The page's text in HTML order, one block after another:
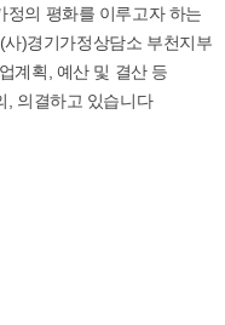
사
보
기
정의 평화를 이루고자 하는
)경기가정상담소 부천지부
계획, 예산 및 결산 등
, 의결하고 있습니다